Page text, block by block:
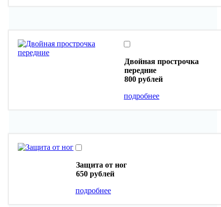
Двойная прострочка
передние
800 рублей
подробнее
Защита от ног
650 рублей
подробнее